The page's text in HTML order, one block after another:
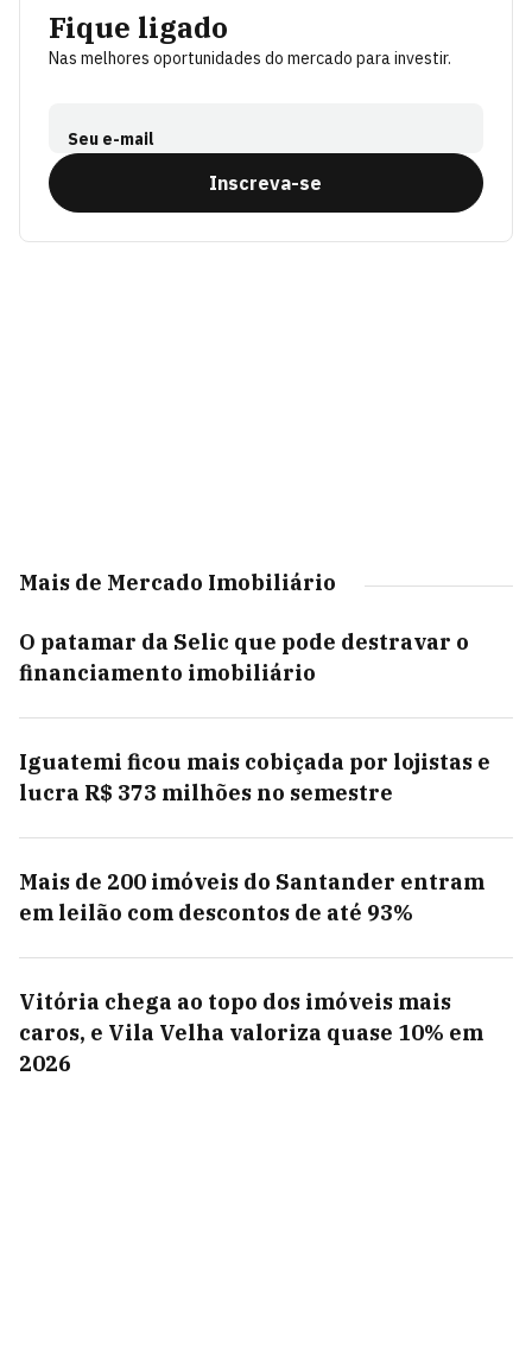
Fique ligado
Nas melhores oportunidades do mercado para investir.
Seu e-mail
Inscreva-se
Mais de Mercado Imobiliário
O patamar da Selic que pode destravar o
financiamento imobiliário
Iguatemi ficou mais cobiçada por lojistas e
lucra R$ 373 milhões no semestre
Mais de 200 imóveis do Santander entram
em leilão com descontos de até 93%
Vitória chega ao topo dos imóveis mais
caros, e Vila Velha valoriza quase 10% em
2026